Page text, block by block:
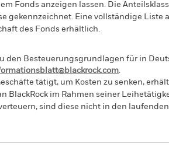
Fonds anzeigen lassen. Die
gekennzeichnet. Eine vollständige
des Fonds erhältlich.
den Besteuerungsgrundlagen für in
.
tätigt, um Kosten zu senken,
BlackRock im Rahmen seiner
sind diese nicht in den